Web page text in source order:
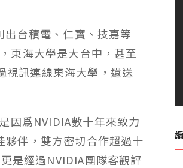
台積電、仁寶、技嘉等
東海大學是大台中，甚至
視訊連線東海大學，還送
因爲NVIDIA數十年來致力
伴，雙方密切合作超過十
是經過NVIDIA團隊客觀評